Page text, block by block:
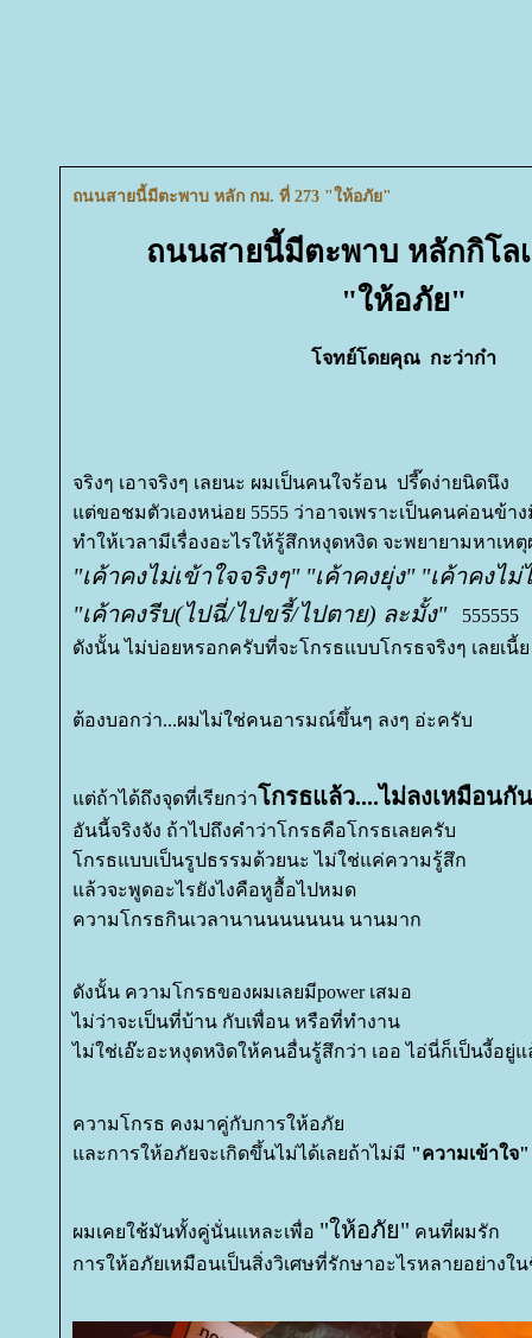
ถนนสายนี้มีตะพาบ หลัก กม. ที่ 273 "ให้อภัย"
ถนนสายนี้มีตะพาบ หลักกิโล
"ให้อภัย"
จทย์โดยคุณ กะว่าก๋า
จริงๆ เอาจริงๆ เลยนะ ผมเป็นคนใจร้อน ปรี๊ดง่ายนิดนึง
ต่ขอชมตัวเองหน่อย 5555 ว่าอาจเพราะเป็นคนค่อนข้า
ทำให้เวลามีเรื่องอะไรให้รู้สึกหงุดหงิด จะพยายามหาเห
"เค้าคงไม่เข้าใจจริงๆ" "เค้าคงยุ่ง" "เค้าคงไ
"เค้าคงรีบ(ไปฉี่/ไปขรี้/ไปตาย) ละมั้ง"
555555
ดังนั้น ไม่บ่อยหรอกครับที่จะโกรธแบบโกรธจริงๆ เลยเนี้
ต้องบอกว่า...ผมไม่ใช่คนอารมณ์ขึ้นๆ ลงๆ อ่ะครับ
ต่ถ้าได้ถึงจุดที่เรียกว่ากรธแล้ว....ไม่ลงเหมือนกั
อันนี้จริงจัง ถ้าไปถึงคำว่าโกรธคือโกรธเลยครับ
กรธแบบเป็นรูปธรรมด้วยนะ ไม่ใช่แค่ความรู้สึก
ล้วจะพูดอะไรยังไงคือหูอื้อไปหมด
ความโกรธกินเวลานานนนนนนน นานมาก
ดังนั้น ความโกรธของผมเลยมีpower เสมอ
ไม่ว่าจะเป็นที่บ้าน กับเพื่อน หรือที่ทำงาน
ไม่ใช่เอ๊ะอะหงุดหงิดให้คนอื่นรู้สึกว่า เออ ไอ่นี่ก็เป็นงี้อยู่แ
ความโกรธ คงมาคู่กับการให้อภั
ละการให้อภัยจะเกิดขึ้นไม่ได้เลยถ้าไม่มี "ความเข้าใจ
ผมเคยใช้มันทั้งคู่นั่นแหละเพื่อ "ให้อภัย" คนที่ผมรัก
การให้อภัยเหมือนเป็นสิ่งวิเศษที่รักษาอะไรหลายอย่างใ